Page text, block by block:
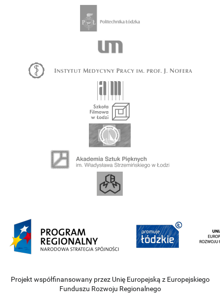
Projekt współfinansowany przez Unię Europejską z Europejskiego
Funduszu Rozwoju Regionalnego